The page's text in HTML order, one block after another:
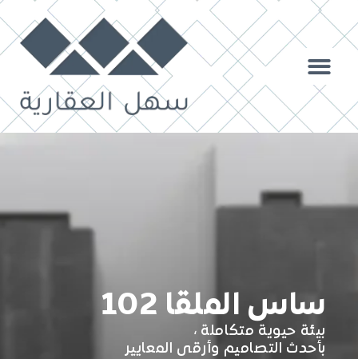
ساس الملقا 102
بيئة حيوية متكاملة ،
بأحدث التصاميم وأرقى المعايير​